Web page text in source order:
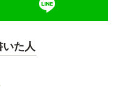
いた人